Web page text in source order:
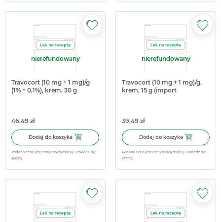
nierefundowany
Travocort (10 mg + 1 mg)/g
(1% + 0,1%), krem, 30 g
46,49 zł
Dodaj do koszyka Dodaj do koszyka Travocort (10 mg + 1 mg)/g (1% +
Podana cena jest ceną maksymalną. Dowiedz się
więcej
nierefundowany
Travocort (10 mg + 1 mg)/g,
krem, 15 g (import
39,49 zł
Dodaj do koszyka Dodaj do
Podana cena jest ceną maksymalną. Dowiedz się
więcej